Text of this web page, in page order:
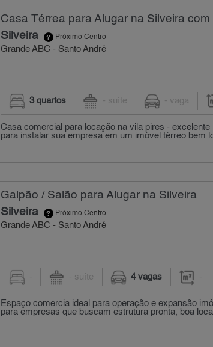
Casa Térrea para Alugar na Silveira com
Silveira- Próximo Centro
Grande ABC - Santo André
3 quartos - suíte - vaga
Casa comercial para locação na vila pires -
para instalar sua empresa em um imóvel térreo bem
Galpão / Salão para Alugar na Silveira
Silveira- Próximo Centro
Grande ABC - Santo André
- - suíte 4 vagas -
Espaço comercia ideal para operação e expansão
para empresas que buscam estrutura pronta, boa